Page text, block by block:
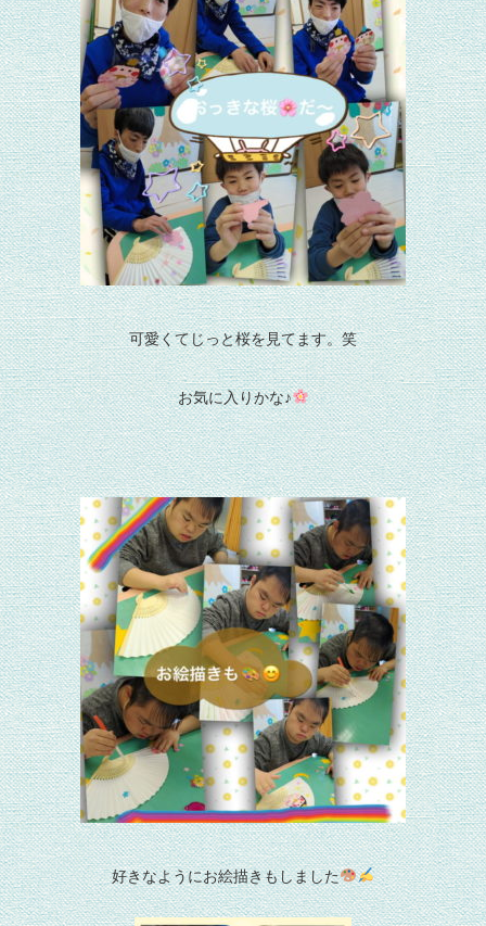
可愛くてじっと桜を見てます。笑
お気に入りかな♪
好きなようにお絵描きもしました